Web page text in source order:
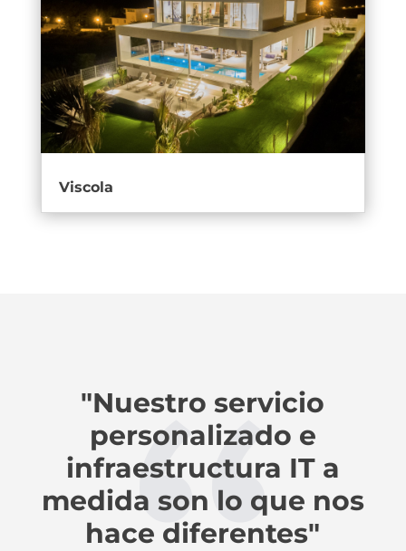
Viscola
"Nuestro servicio
personalizado e
infraestructura IT a
medida son lo que nos
hace diferentes"